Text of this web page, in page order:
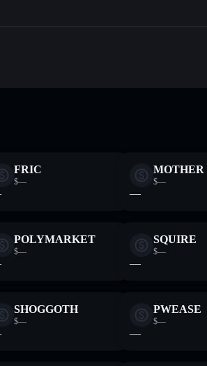
FRIC
$—
MOTHER
$—
—
POLYMARKET
$—
SQUIRE
$—
—
SHOGGOTH
$—
PWEASE
$—
—